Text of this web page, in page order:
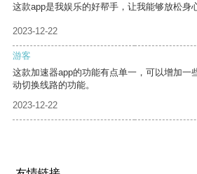
这款app是我娱乐的好帮手，让我能够放松身
2023-12-22
游客
这款加速器app的功能有点单一，可以增加一
动切换线路的功能。
2023-12-22